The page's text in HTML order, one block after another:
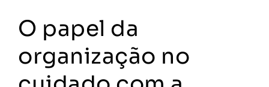
O papel da
organização no